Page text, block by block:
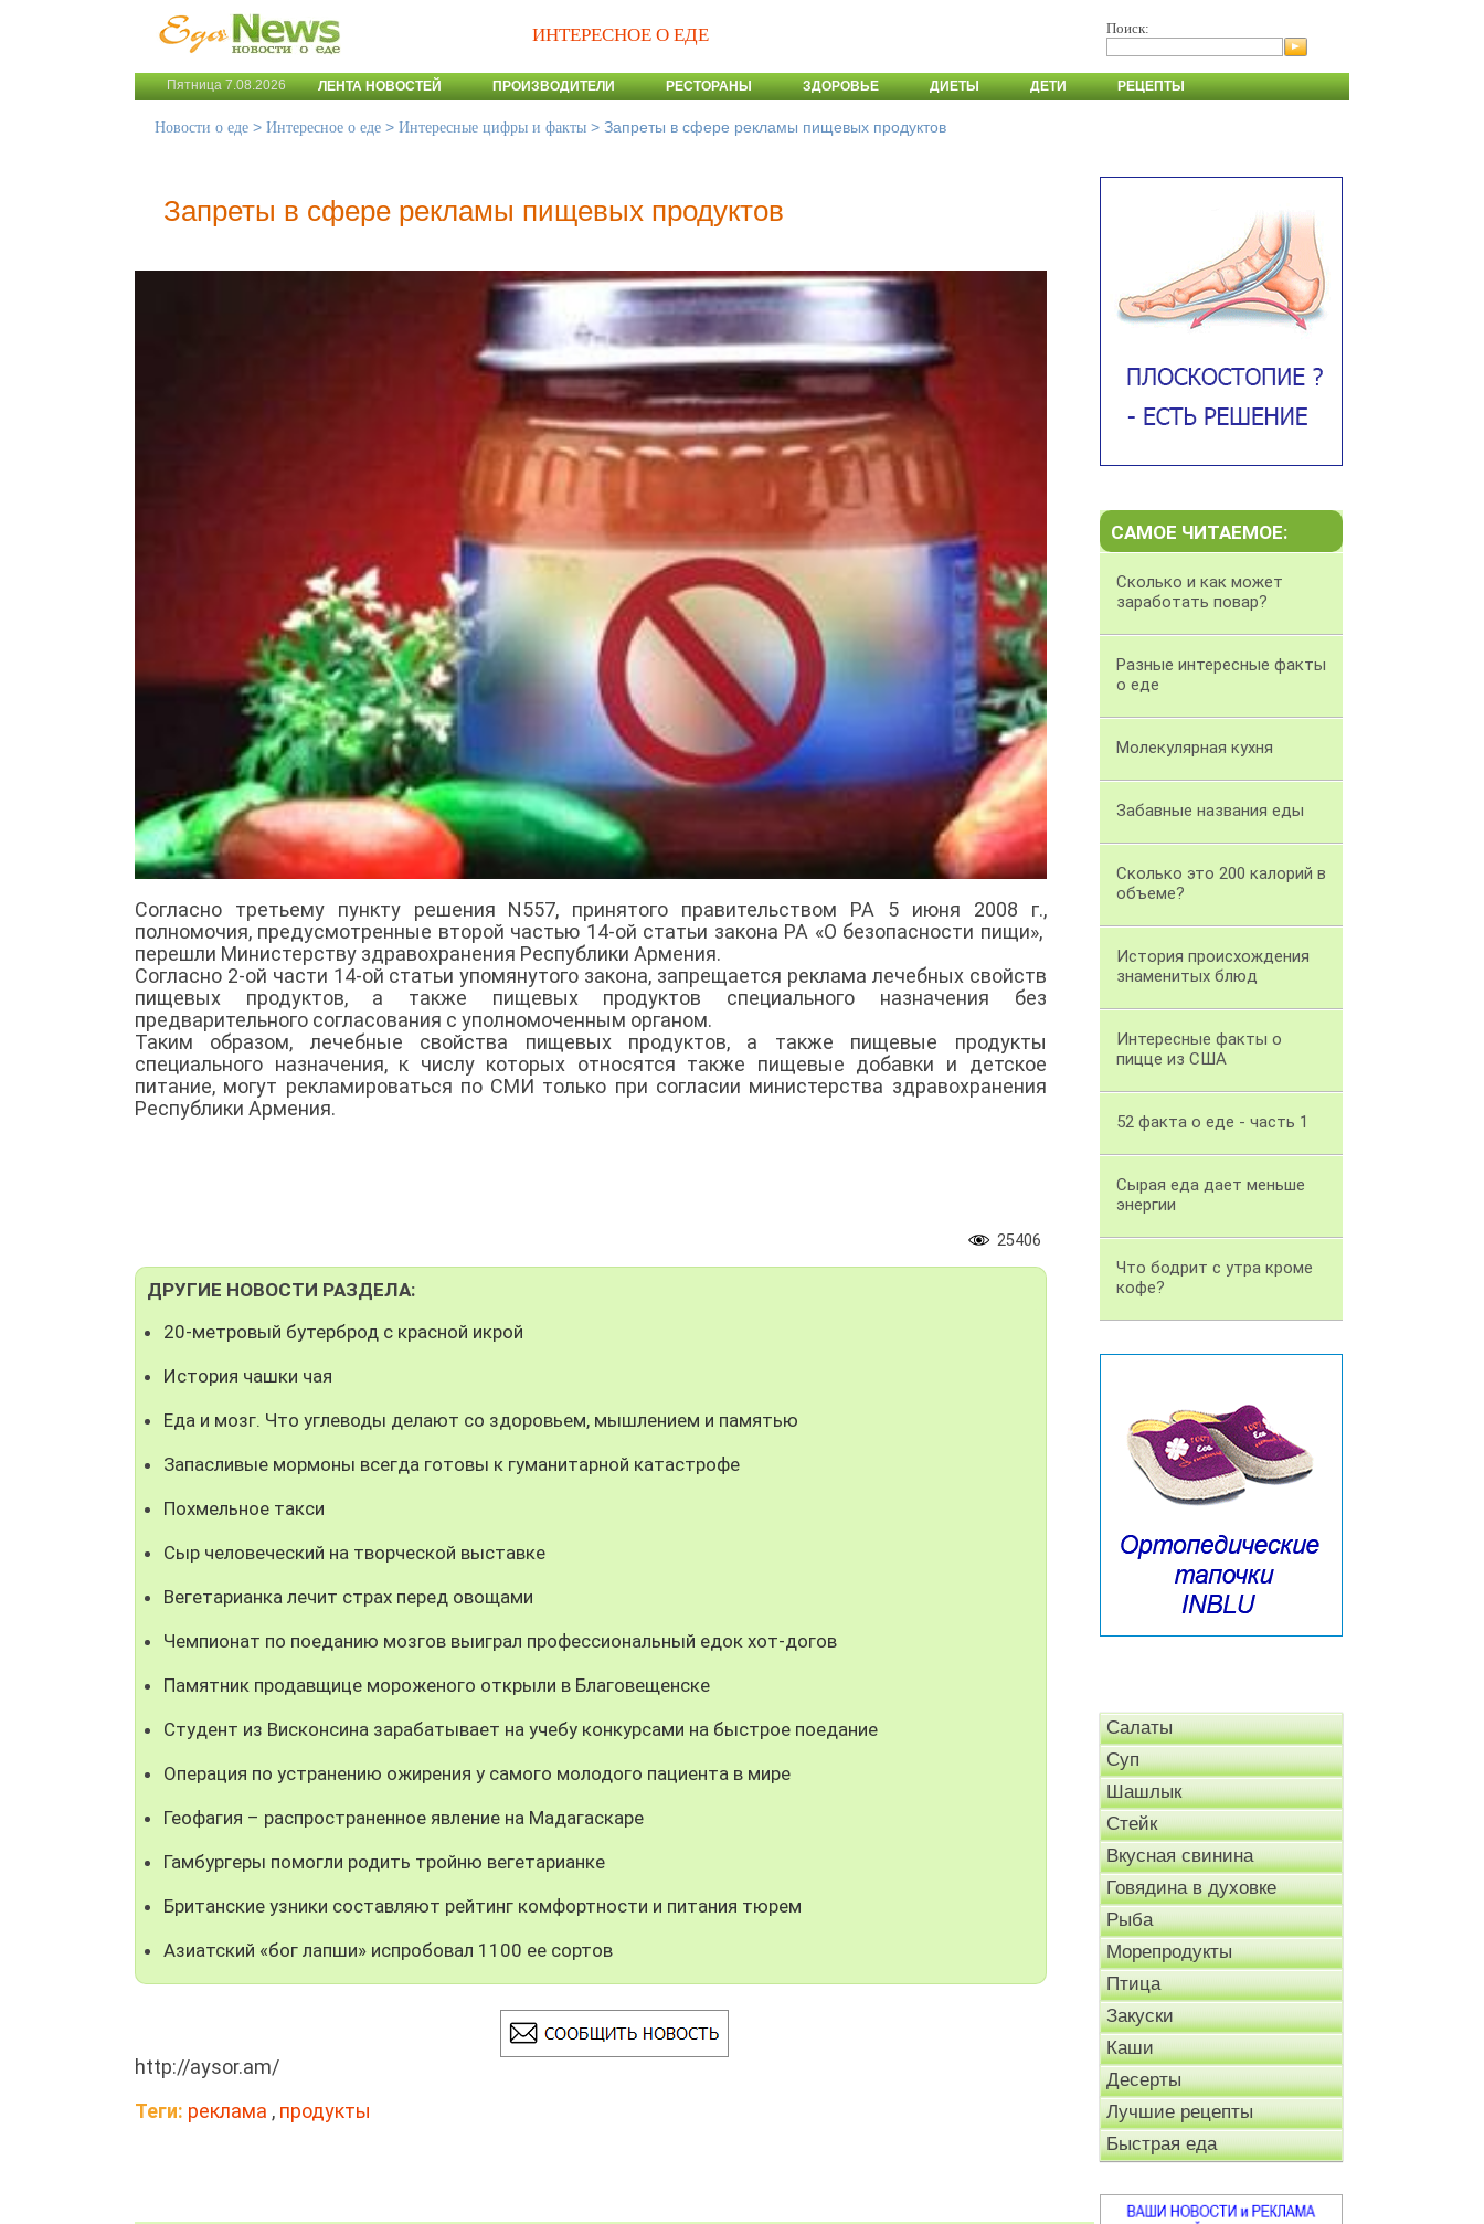
ИНТЕРЕСНОЕ О ЕДЕ Поиск:
Пятница 7.08.2026 ЛЕНТА НОВОСТЕЙ ПРОИЗВОДИТЕЛИ РЕСТОРАНЫ ЗДОРОВЬЕ ДИЕТЫ ДЕТИ РЕЦЕПТЫ
Новости о еде > Интересное о еде > Интересные цифры и факты > Запреты в сфере рекламы пищевых продуктов
Запреты в сфере рекламы пищевых продуктов
Согласно третьему пункту решения N557, принятого правительством РА 5 июня 2008 г.,
полномочия, предусмотренные второй частью 14-ой статьи закона РА «О безопасности пищи»,
перешли Министерству здравохранения Республики Армения.
Согласно 2-ой части 14-ой статьи упомянутого закона, запрещается реклама лечебных свойств
пищевых продуктов, а также пищевых продуктов специального назначения без
предварительного согласования с уполномоченным органом.
Таким образом, лечебные свойства пищевых продуктов, а также пищевые продукты
специального назначения, к числу которых относятся также пищевые добавки и детское
питание, могут рекламироваться по СМИ только при согласии министерства здравохранения
Республики Армения.
25406
ДРУГИЕ НОВОСТИ РАЗДЕЛА:
20-метровый бутерброд с красной икрой
История чашки чая
Еда и мозг. Что углеводы делают со здоровьем, мышлением и памятью
Запасливые мормоны всегда готовы к гуманитарной катастрофе
Похмельное такси
Сыр человеческий на творческой выставке
Вегетарианка лечит страх перед овощами
Чемпионат по поеданию мозгов выиграл профессиональный едок хот-догов
Памятник продавщице мороженого открыли в Благовещенске
Студент из Висконсина зарабатывает на учебу конкурсами на быстрое поедание
Операция по устранению ожирения у самого молодого пациента в мире
Геофагия – распространенное явление на Мадагаскаре
Гамбургеры помогли родить тройню вегетарианке
Британские узники составляют рейтинг комфортности и питания тюрем
Азиатский «бог лапши» испробовал 1100 ее сортов
http://aysor.am/
Теги: реклама , продукты
САМОЕ ЧИТАЕМОЕ:
Сколько и как может
заработать повар?
Разные интересные факты
о еде
Молекулярная кухня
Забавные названия еды
Cколько это 200 калорий в
объеме?
История происхождения
знаменитых блюд
Интересные факты о
пицце из США
52 факта о еде - часть 1
Сырая еда дает меньше
энергии
Что бодрит с утра кроме
кофе?
Салаты
Суп
Шашлык
Стейк
Вкусная свинина
Говядина в духовке
Рыба
Морепродукты
Птица
Закуски
Каши
Десерты
Лучшие рецепты
Быстрая еда